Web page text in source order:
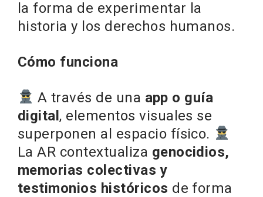
la forma de experimentar la
historia y los derechos humanos.
Cómo funciona
A través de una app o guía
digital, elementos visuales se
superponen al espacio físico.
La AR contextualiza genocidios,
memorias colectivas y
testimonios históricos de forma